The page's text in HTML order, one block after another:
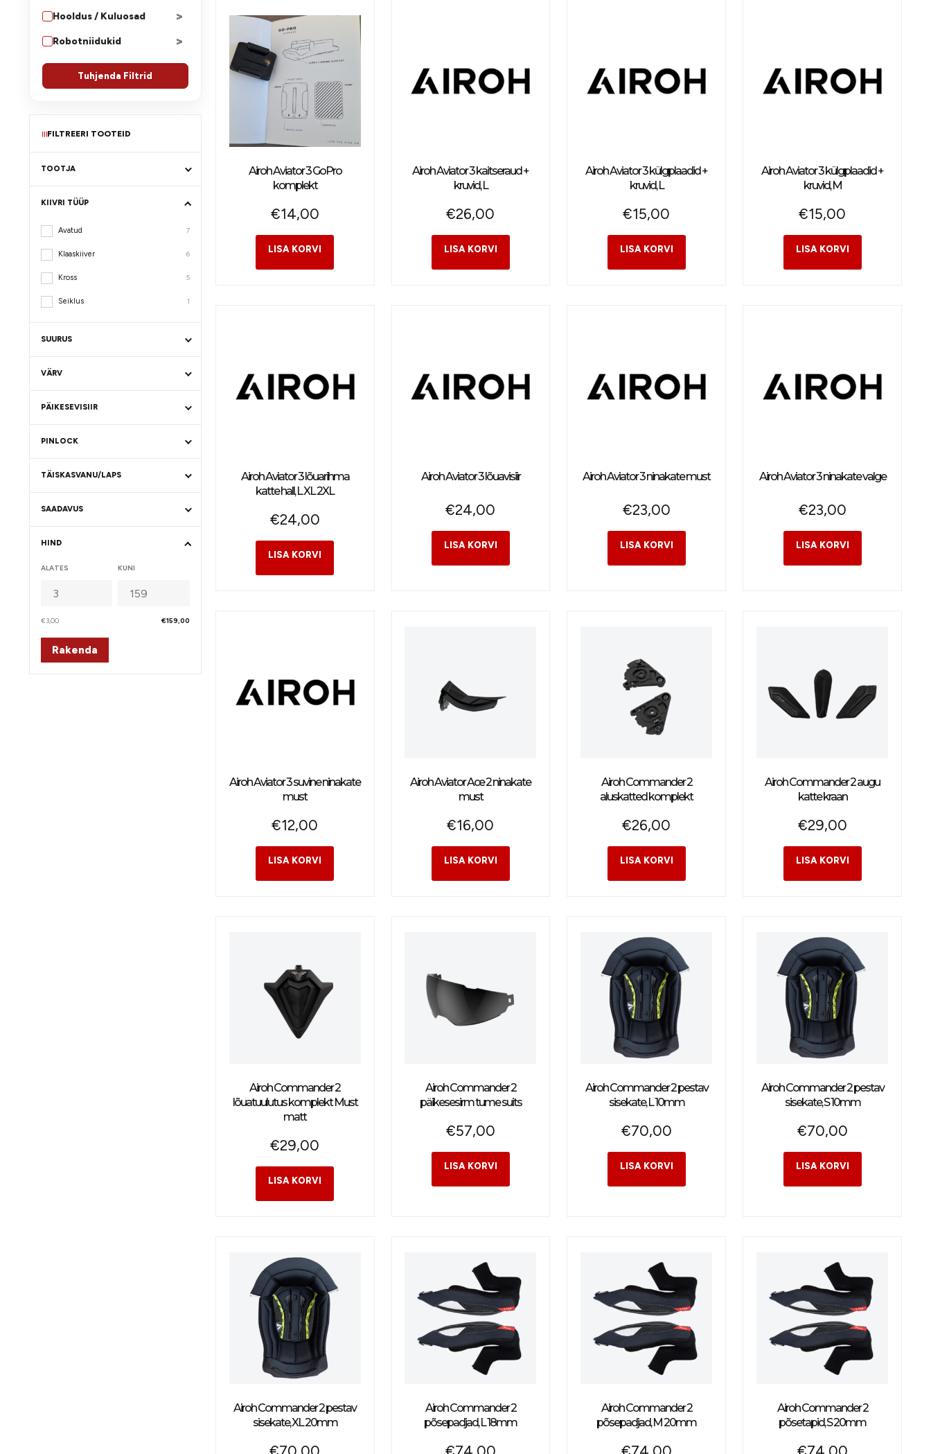
Hooldus / Kuluosad >
Robotniidukid >
Tuhjenda Filtrid
≡FILTREERI TOOTEID
TOOTJA
KIIVRI TÜÜP
Avatud 7
Klaaskiiver 6
Kross 5
Seiklus 1
SUURUS
VÄRV
PÄIKESEVISIIR
PINLOCK
TÄISKASVANU/LAPS
SAADAVUS
HIND
ALATES KUNI
€3,00 €159,00
Rakenda
Airoh Aviator 3 GoPro
komplekt
€14,00
Airoh Aviator 3 kaitseraud +
kruvid, L
€26,00
Airoh Aviator 3 külgplaadid +
kruvid, L
€15,00
Airoh Aviator 3 külgplaadid +
kruvid, M
€15,00
Airoh Aviator 3 lõuarihma
katte hall, L XL 2XL
€24,00
Airoh Aviator 3 lõuavisiir
€24,00
Airoh Aviator 3 ninakate must
€23,00
Airoh Aviator 3 ninakate valge
€23,00
Airoh Aviator 3 suvine ninakate
must
€12,00
Airoh Aviator Ace 2 ninakate
must
€16,00
Airoh Commander 2
aluskatted komplekt
€26,00
Airoh Commander 2 augu
katte kraan
€29,00
Airoh Commander 2
lõuatuulutus komplekt Must
matt
€29,00
Airoh Commander 2
päikesesirm tume suits
€57,00
Airoh Commander 2 pestav
sisekate, L 10mm
€70,00
Airoh Commander 2 pestav
sisekate, S 10mm
€70,00
Airoh Commander 2 pestav
sisekate, XL 20mm
Airoh Commander 2
põsepadjad, L 18mm
Airoh Commander 2
põsepadjad, M 20mm
Airoh Commander 2
põsetapid, S 20mm